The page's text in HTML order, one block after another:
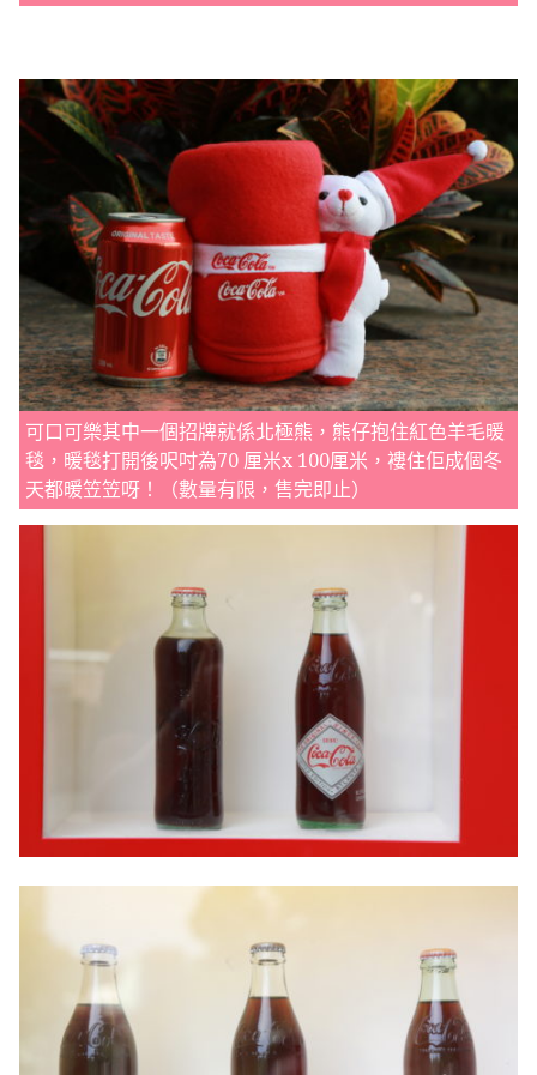
可口可樂其中一個招牌就係北極熊，熊仔抱住紅色羊毛暖
毯，暖毯打開後呎吋為70 厘米x 100厘米，褸住佢成個冬
天都暖笠笠呀！（數量有限，售完即止）